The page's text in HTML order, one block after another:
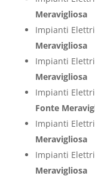
Meravigliosa
Impianti
Meravigliosa
Impianti
Meravigliosa
Impianti
Fonte
Impianti
Meravigliosa
Impianti
Meravigliosa